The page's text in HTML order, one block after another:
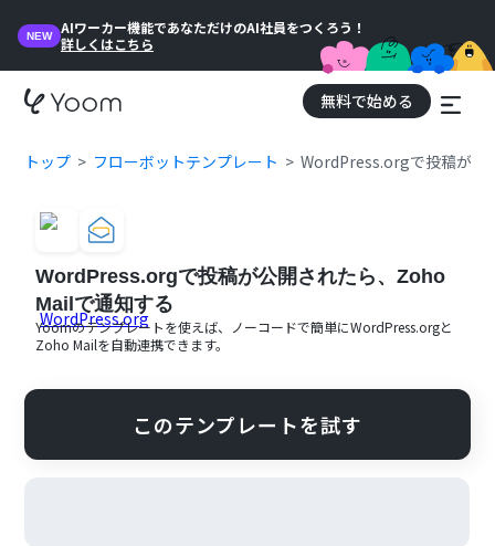
NEW
AIワーカー機能であなただけのAI社員をつくろう！
詳しくはこちら
無料で始める
トップ フローボットテンプレート WordPress.orgで投稿が公
WordPress.orgで投稿が公開されたら、Zoho
Mailで通知する
Yoomのテンプレートを使えば、ノーコードで簡単にWordPress.orgと
Zoho Mailを自動連携できます。
このテンプレートを試す